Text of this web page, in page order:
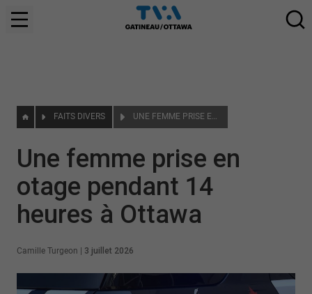
FAITS DIVERS UNE FEMME PRISE EN OTAGE PENDANT 14 HEURES À OTTAWA
Une femme prise en
otage pendant 14
heures à Ottawa
Camille Turgeon 3 juillet 2026